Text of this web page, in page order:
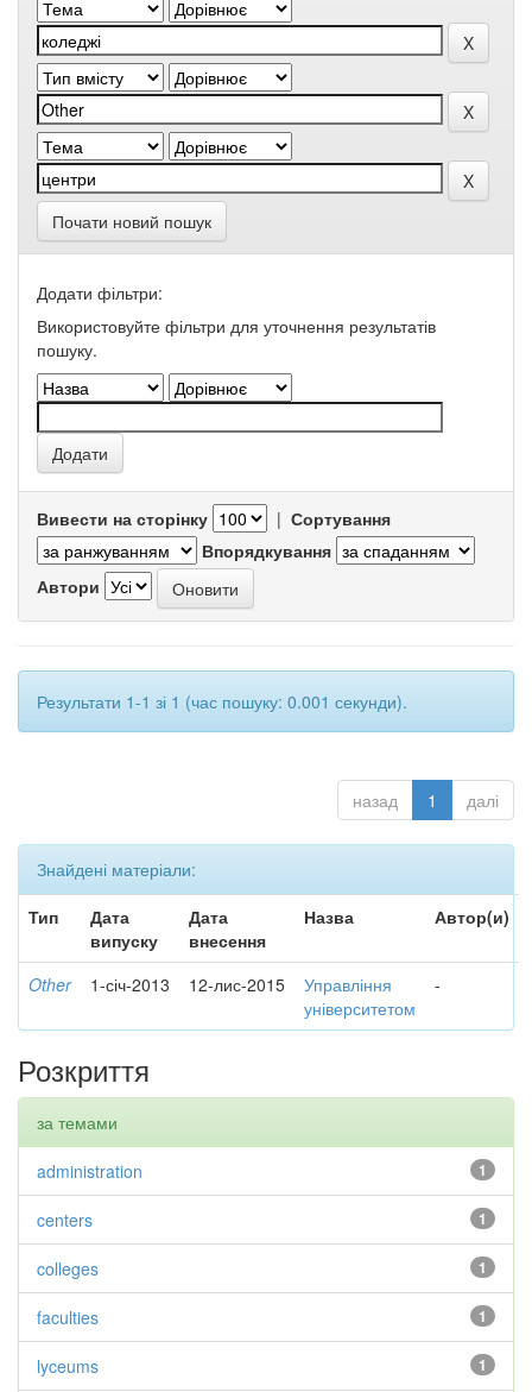
Почати новий пошук
Додати фільтри:
Використовуйте фільтри для уточнення результатів
пошуку.
Вивести на сторінку | Сортування
Впорядкування
Автори
Результати 1-1 зі 1 (час пошуку: 0.001 секунди).
назад 1 далі
Знайдені матеріали:
Тип
Дата
випуску
Дата
внесення
Назва Автор(и)
Other 1-січ-2013 12-лис-2015
Управління
університетом
-
Розкриття
за темами
1
administration
1
centers
1
colleges
1
faculties
1
lyceums